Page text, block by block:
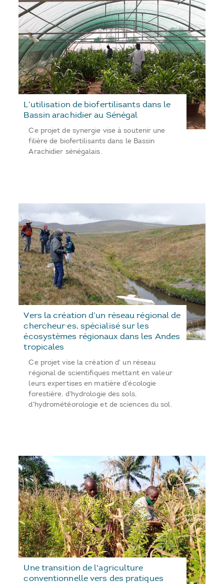
L’utilisation de biofertilisants dans le
Bassin arachidier au Sénégal
Ce projet de synergie vise à soutenir une
filière de biofertilisants dans le Bassin
Arachidier sénégalais.
Vers la création d’un réseau régional de
chercheur·es, spécialisé sur les
écosystèmes régionaux dans les Andes
tropicales
Ce projet vise la création d' un réseau
régional de scientifiques mettant en valeur
leurs expertises en matière d'écologie
forestière, d'hydrologie des sols,
d'hydrométéorologie et de sciences du sol.
Une transition de l'agriculture
conventionnelle vers des pratiques